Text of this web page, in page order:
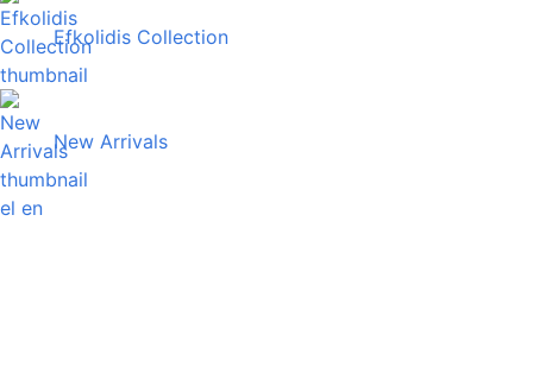
Efkolidis Collection
New Arrivals
el en